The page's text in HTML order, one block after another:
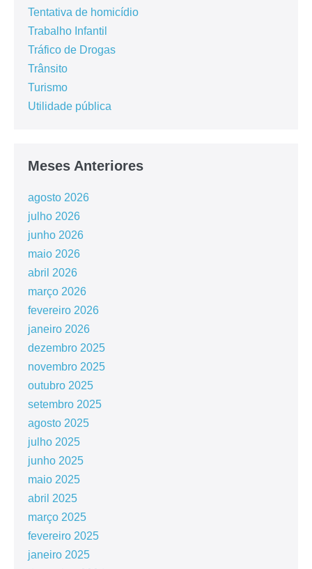
Tentativa de homicídio
Trabalho Infantil
Tráfico de Drogas
Trânsito
Turismo
Utilidade pública
Meses Anteriores
agosto 2026
julho 2026
junho 2026
maio 2026
abril 2026
março 2026
fevereiro 2026
janeiro 2026
dezembro 2025
novembro 2025
outubro 2025
setembro 2025
agosto 2025
julho 2025
junho 2025
maio 2025
abril 2025
março 2025
fevereiro 2025
janeiro 2025